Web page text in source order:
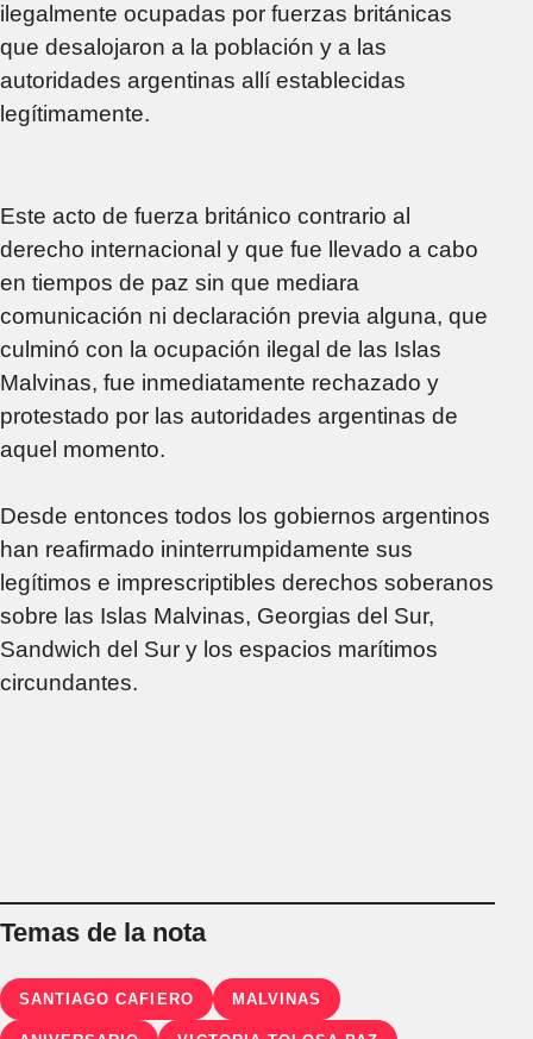
ilegalmente ocupadas por fuerzas británicas
que desalojaron a la población y a las
autoridades argentinas allí establecidas
legítimamente.
Este acto de fuerza británico contrario al
derecho internacional y que fue llevado a cabo
en tiempos de paz sin que mediara
comunicación ni declaración previa alguna, que
culminó con la ocupación ilegal de las Islas
Malvinas, fue inmediatamente rechazado y
protestado por las autoridades argentinas de
aquel momento.
Desde entonces todos los gobiernos argentinos
han reafirmado ininterrumpidamente sus
legítimos e imprescriptibles derechos soberanos
sobre las Islas Malvinas, Georgias del Sur,
Sandwich del Sur y los espacios marítimos
circundantes.
Temas de la nota
SANTIAGO CAFIERO MALVINAS